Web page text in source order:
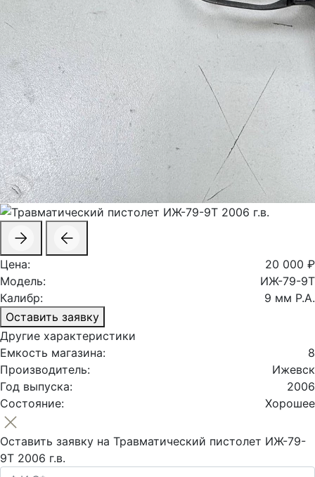
Цена:
20 000 ₽
Модель:
ИЖ-79-9Т
Калибр:
9 мм Р.А.
Оставить заявку
Другие характеристики
Емкость магазина:
8
Производитель:
Ижевск
Год выпуска:
2006
Состояние:
Хорошее
Оставить заявку на Травматический пистолет ИЖ-79-
9Т 2006 г.в.